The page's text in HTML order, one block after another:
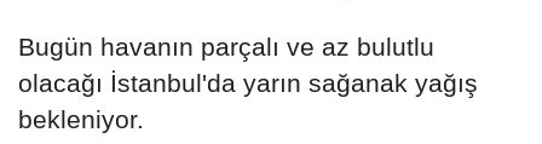
Bugün havanın parçalı ve az bulutlu
olacağı İstanbul'da yarın sağanak yağış
bekleniyor.